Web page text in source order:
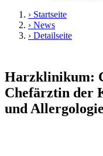
› Startseite
› News
› Detailseite
Harzklinikum:
Chefärztin der
und